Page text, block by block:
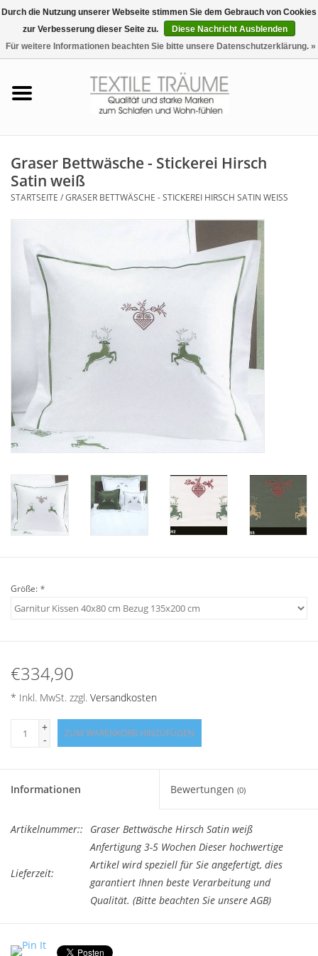
0 Artikel - €0,00
Tag & Nachtwäsche
Badezimmer & Sauna
Haus-Bademäntel
Plaids, Decken, Kissen
Mode & Accessoires
Edles aus Cashmere
Kinder
Accessoires Spa
Info-Service
Geprüfter Webshop
Tel.0049(0)7322-919376
Blog-Aktuelles
Graser Bettwäsche - Stickerei Hirsch
Satin weiß
STARTSEITE /GRASER BETTWÄSCHE - STICKEREI HIRSCH SATIN WEISS
Größe: *
€334,90
* Inkl. MwSt. zzgl. Versandkosten
+
-
ZUM WARENKORB HINZUFÜGEN
Informationen Bewertungen (0)
Artikelnummer:: Graser Bettwäsche Hirsch Satin weiß
Lieferzeit:
Anfertigung 3-5 Wochen Dieser hochwertige
Artikel wird speziell für Sie angefertigt, dies
garantiert Ihnen beste Verarbeitung und
Qualität. (Bitte beachten Sie unsere AGB)
Hirsch
Durch die Nutzung unserer Webseite stimmen Sie dem Gebrauch von Cookies
zur Verbesserung dieser Seite zu.
Diese Nachricht Ausblenden
Für weitere Informationen beachten Sie bitte unsere Datenschutzerklärung. »